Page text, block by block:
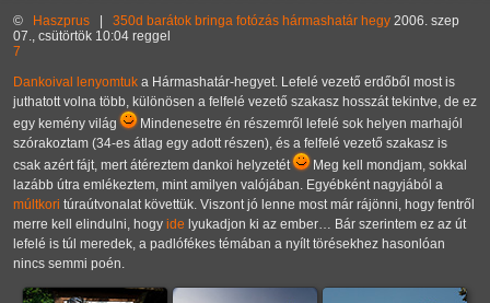
© Haszprus 350d barátok bringa fotózás hármashatár hegy 2006. szep
07., csütörtök 10:04 reggel
7
Dankoival
lenyomtuk a Hármashatár-hegyet. Lefelé vezető erdőből most is
juthatott volna több, különösen a felfelé vezető szakasz hosszát tekintve, de ez
egy kemény világ
Mindenesetre én részemről lefelé sok helyen marhajól
szórakoztam (34-es átlag egy adott részen), és a felfelé vezető szakasz is
csak azért fájt, mert átéreztem dankoi helyzetét
Meg kell mondjam, sokkal
lazább útra emlékeztem, mint amilyen valójában. Egyébként nagyjából a
múltkori túraútvonalat követtük. Viszont jó lenne most már rájönni, hogy fentről
merre kell elindulni, hogy ide lyukadjon ki az ember… Bár szerintem ez az út
lefelé is túl meredek, a padlófékes témában a nyílt törésekhez hasonlóan
nincs semmi poén.